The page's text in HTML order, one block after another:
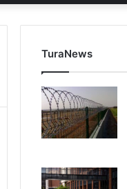
TuraNews